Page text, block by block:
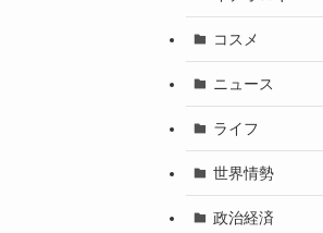
コスメ
ニュース
ライフ
世界情勢
政治経済